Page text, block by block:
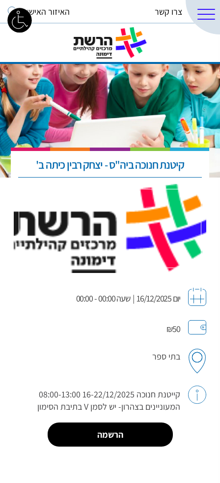
צרו קשר האיזור האישי
קיטנת חנוכה ביה"ס - יצחק רבין כיתה ב'
יום 16/12/2025 | שעה 00:00 - 00:00
₪50
בתי ספר
קייטנת חנוכה 16-22/12/2025 08:00-13:00
המעוניינים בצהרון- יש לסמן V בתיבת הסימון
הרשמה